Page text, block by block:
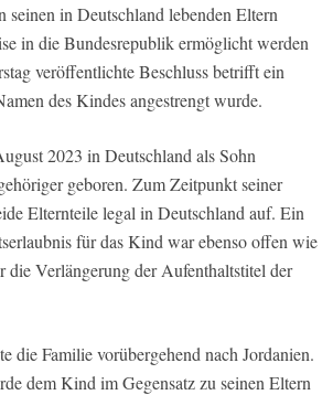
seinen in Deutschland lebenden Eltern
in die Bundesrepublik ermöglicht werden
veröffentlichte Beschluss betrifft ein
des Kindes angestrengt wurde.
2023 in Deutschland als Sohn
geboren. Zum Zeitpunkt seiner
Elternteile legal in Deutschland auf. Ein
für das Kind war ebenso offen wie
die Verlängerung der Aufenthaltstitel der
die Familie vorübergehend nach Jordanien.
dem Kind im Gegensatz zu seinen Eltern